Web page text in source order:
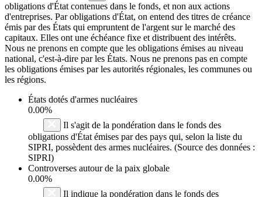
obligations d'État contenues dans le fonds, et non aux actions
d'entreprises. Par obligations d'État, on entend des titres de créance
émis par des États qui empruntent de l'argent sur le marché des
capitaux. Elles ont une échéance fixe et distribuent des intérêts.
Nous ne prenons en compte que les obligations émises au niveau
national, c'est-à-dire par les États. Nous ne prenons pas en compte
les obligations émises par les autorités régionales, les communes ou
les régions.
États dotés d'armes nucléaires
0.00%
Il s'agit de la pondération dans le fonds des
obligations d'État émises par des pays qui, selon la liste du
SIPRI, possèdent des armes nucléaires. (Source des données :
SIPRI)
Controverses autour de la paix globale
0.00%
Il indique la pondération dans le fonds des